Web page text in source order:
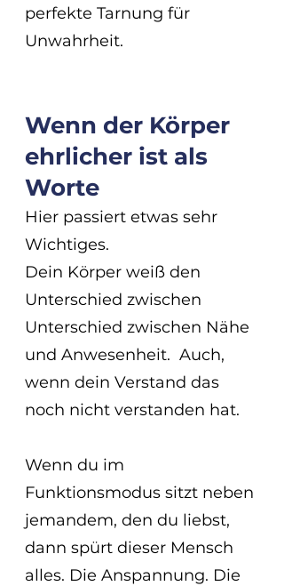
perfekte Tarnung für
Unwahrheit.
Wenn der Körper
ehrlicher ist als
Worte
Hier passiert etwas sehr
Wichtiges.
Dein Körper weiß den
Unterschied zwischen
Unterschied zwischen Nähe
und Anwesenheit.  Auch,
wenn dein Verstand das
noch nicht verstanden hat.
Wenn du im
Funktionsmodus sitzt neben
jemandem, den du liebst,
dann spürt dieser Mensch
alles. Die Anspannung. Die